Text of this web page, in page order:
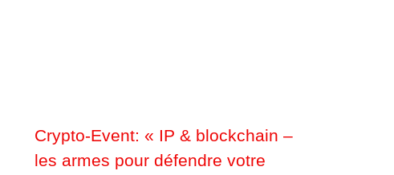
Crypto-Event: « IP & blockchain –
les armes pour défendre votre